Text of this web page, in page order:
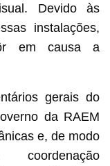
Devido às
instalações,
em causa a
gerais do
da RAEM
e, de modo